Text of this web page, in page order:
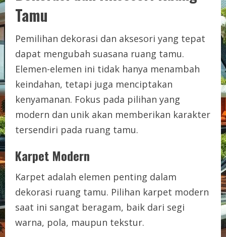
Tamu
Pemilihan dekorasi dan aksesori yang tepat
dapat mengubah suasana ruang tamu.
Elemen-elemen ini tidak hanya menambah
keindahan, tetapi juga menciptakan
kenyamanan. Fokus pada pilihan yang
modern dan unik akan memberikan karakter
tersendiri pada ruang tamu.
Karpet Modern
Karpet adalah elemen penting dalam
dekorasi ruang tamu. Pilihan karpet modern
saat ini sangat beragam, baik dari segi
warna, pola, maupun tekstur.